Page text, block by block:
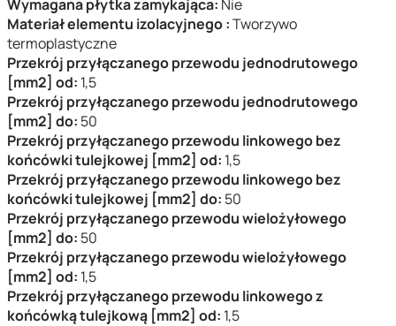
Wymagana płytka zamykająca: Nie
Materiał elementu izolacyjnego :Tworzywo
termoplastyczne
Przekrój przyłączanego przewodu jednodrutowego
[mm2] od: 1,5
Przekrój przyłączanego przewodu jednodrutowego
[mm2] do: 50
Przekrój przyłączanego przewodu linkowego bez
końcówki tulejkowej [mm2] od: 1,5
Przekrój przyłączanego przewodu linkowego bez
końcówki tulejkowej [mm2] do: 50
Przekrój przyłączanego przewodu wielożyłowego
[mm2] do: 50
Przekrój przyłączanego przewodu wielożyłowego
[mm2] od: 1,5
Przekrój przyłączanego przewodu linkowego z
końcówką tulejkową [mm2] od: 1,5